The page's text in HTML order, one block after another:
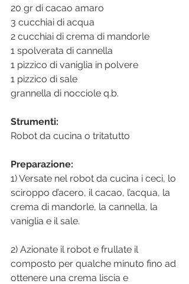
20 gr di cacao amaro
3 cucchiai di acqua
2 cucchiai di crema di mandorle
1 spolverata di cannella
1 pizzico di vaniglia in polvere
1 pizzico di sale
grannella di nocciole q.b.
Strumenti:
Robot da cucina o tritatutto
Preparazione:
1) Versate nel robot da cucina i ceci, lo
sciroppo d’acero, il cacao, l’acqua, la
crema di mandorle, la cannella, la
vaniglia e il sale.
2) Azionate il robot e frullate il
composto per qualche minuto fino ad
ottenere una crema liscia e